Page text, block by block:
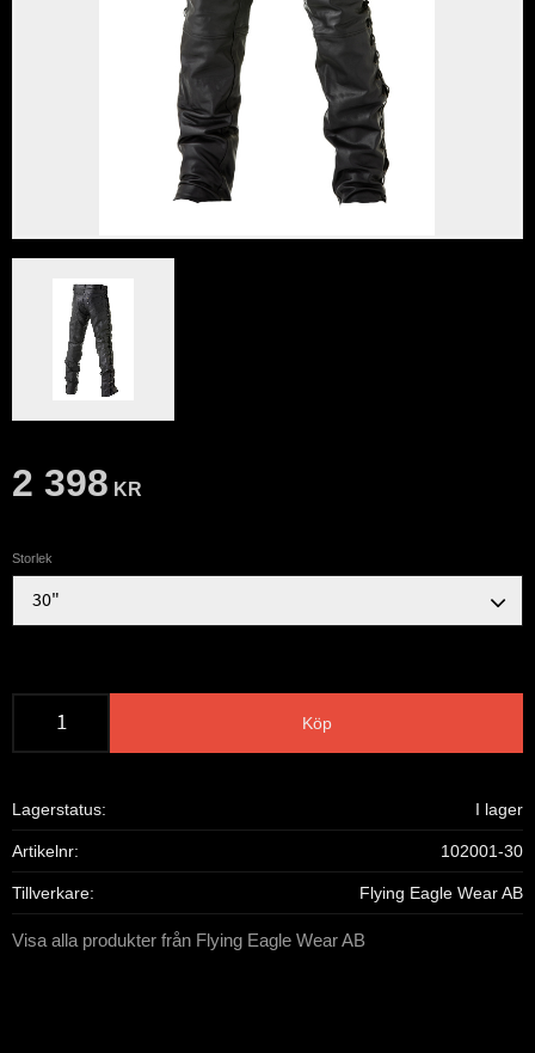
2 398 KR
Storlek
Köp
Lagerstatus I lager
Artikelnr 102001-30
Tillverkare Flying Eagle Wear AB
Visa alla produkter från Flying Eagle Wear AB